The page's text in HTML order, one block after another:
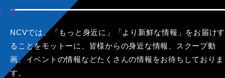
NCVでは、「もっと身近に」「より新鮮な情報」をお届けす
ることをモットーに、皆様からの身近な情報、スクープ動
画、イベントの情報などたくさんの情報をお待ちしておりま
す。